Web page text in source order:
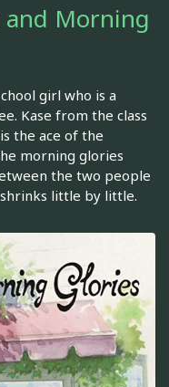
and Morning
girl who is a
Kase from the class
the ace of the
morning glories
the two people
little by little.